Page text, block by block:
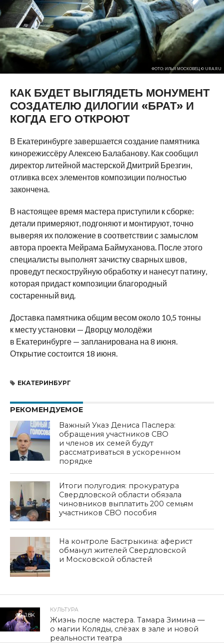
ФОТО: ИЛЬЯ МОСКОВЕЦ © URA.RU
КАК БУДЕТ ВЫГЛЯДЕТЬ МОНУМЕНТ
СОЗДАТЕЛЮ ДИЛОГИИ «БРАТ» И
КОГДА ЕГО ОТКРОЮТ
В Екатеринбурге завершается создание памятника
кинорежиссёру Алексею Балабанову. Как сообщил
директор литейной мастерской Дмитрий Брезгин,
отливка всех элементов композиции полностью
закончена.
В настоящее время мастера приступили к сборке:
детали примеряют, подгоняют и монтируют, точно
выверяя их положение в соответствии с замыслом
автора проекта Мейрама Баймуханова. После этого
специалисты выполнят зачистку сварных швов,
проведут пескоструйную обработку и нанесут патину,
которая придаст композиции благородный
состаренный вид.
Доставка памятника общим весом около 10,5 тонны
к месту установки — Дворцу молодёжи
в Екатеринбурге — запланирована на 8 июня.
Открытие состоится 18 июня.
ЕКАТЕРИНБУРГ
РЕКОМЕНДУЕМОЕ
Важный Указ Дениса Паслера:
обращения участников СВО
и членов их семей будут
рассматриваться в ускоренном
порядке
Итоги полугодия: прокуратура
Свердловской области обязала
чиновников выплатить 200 семьям
участников СВО пособия
На контроле Бастрыкина: аферист
обманул жителей Свердловской
и Московской областей
1.8K
КУЛЬТУРА
Жизнь после мастера. Тамара Зимина —
о магии Коляды, слёзах в зале и новой
реальности театра